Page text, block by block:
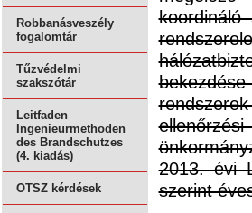
Robbanásveszély
fogalomtár
Tűzvédelmi
szakszótár
Leitfaden
Ingenieurmethoden
des Brandschutzes
(4. kiadás)
OTSZ kérdések
2013. évi
szerint